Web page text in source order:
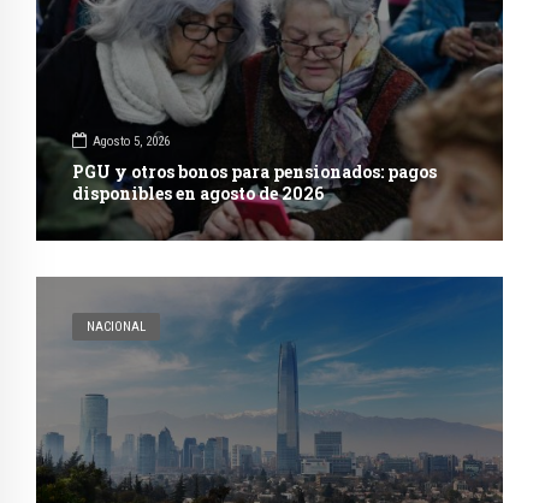
Agosto 5, 2026
PGU y otros bonos para pensionados: pagos
disponibles en agosto de 2026
NACIONAL